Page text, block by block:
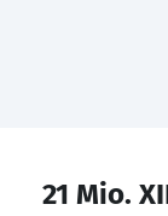
21 Mio.